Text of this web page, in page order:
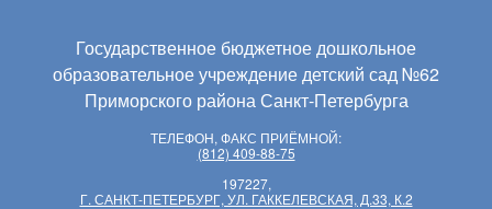
Государственное бюджетное дошкольное
образовательное учреждение детский сад №62
Приморского района Санкт-Петербурга
ТЕЛЕФОН, ФАКС ПРИЁМНОЙ:
(812) 409-88-75
197227,
Г. САНКТ-ПЕТЕРБУРГ, УЛ. ГАККЕЛЕВСКАЯ, Д.33, К.2